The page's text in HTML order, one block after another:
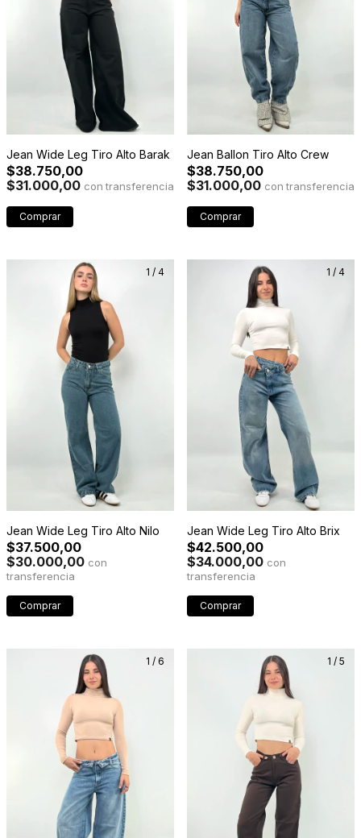
Jean Wide Leg Tiro Alto Barak
$38.750,00
$31.000,00 con
Comprar
Jean Ballon Tiro Alto Crew
$38.750,00
$31.000,00 con
Comprar
1 / 4
Jean Wide Leg Tiro Alto Nilo
$37.500,00
$30.000,00 con
Comprar
1 / 4
Jean Wide Leg Tiro Alto Brix
$42.500,00
$34.000,00 con
Comprar
1 / 6 1 / 5